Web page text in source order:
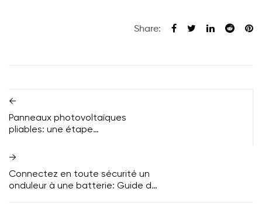
Share:
←
Panneaux photovoltaïques
pliables: une étape
solaire
→
Connectez en toute sécurité un
onduleur à une batterie: Guide de